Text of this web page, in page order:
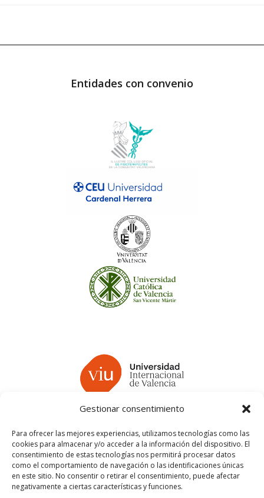
Gestionar consentimiento
Para ofrecer las mejores experiencias, utilizamos tecnologías como las
cookies para almacenar y/o acceder a la información del dispositivo. El
consentimiento de estas tecnologías nos permitirá procesar datos
como el comportamiento de navegación o las identificaciones únicas
en este sitio. No consentir o retirar el consentimiento, puede afectar
negativamente a ciertas características y funciones.
Entidades con convenio